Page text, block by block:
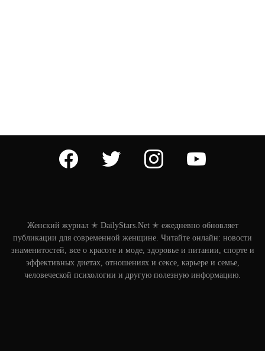
facebook twitter instagram
Женский журнал ✭ DailyStars.Net ✭ ежедневно обновляет
публикации для современной женщине. Читайте онлайн: новости
знаменитостей, все о красоте и моде, здоровье и питании, спорте и
эффективных диетах, отношениях и сексе, карьере и семье,
человеческой психологии и другую полезную информацию.